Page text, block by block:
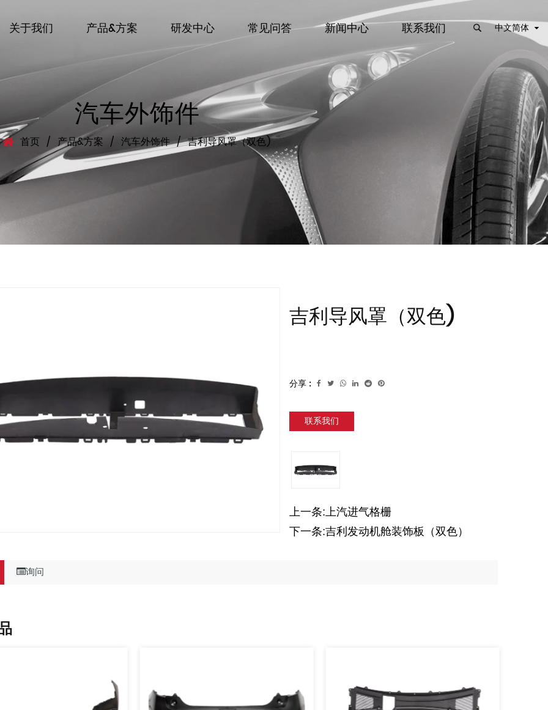
关于我们 产品&方案 研发中心 常见问答 新闻中心 联系我们 中文简体
汽车外饰件
首页 / 产品&方案 / 汽车外饰件/吉利导风罩（双色)
吉利导风罩（双色)
分享 :
联系我们
上一条:上汽进气格栅
下一条:吉利发动机舱装饰板（双色）
询问